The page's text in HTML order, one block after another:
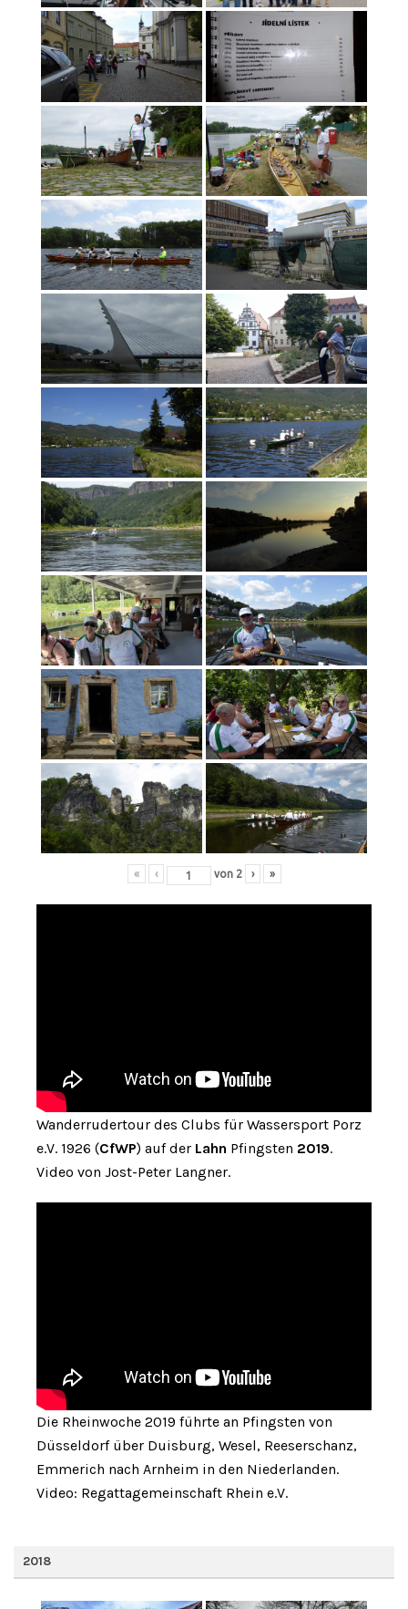
« ‹ von 2 › »
Wanderrudertour des Clubs für Wassersport Porz
e.V. 1926 (CfWP) auf der Lahn Pfingsten 2019.
Video von Jost-Peter Langner.
Die Rheinwoche 2019 führte an Pfingsten von
Düsseldorf über Duisburg, Wesel, Reeserschanz,
Emmerich nach Arnheim in den Niederlanden.
Video: Regattagemeinschaft Rhein e.V.
2018